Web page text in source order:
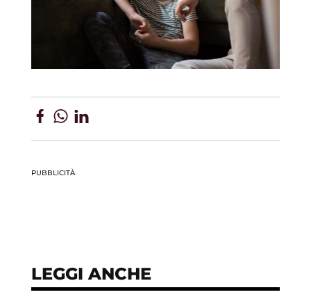
PUBBLICITÀ
LEGGI ANCHE